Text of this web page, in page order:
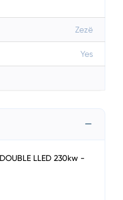
Zezë
Yes
LLED 230kw -